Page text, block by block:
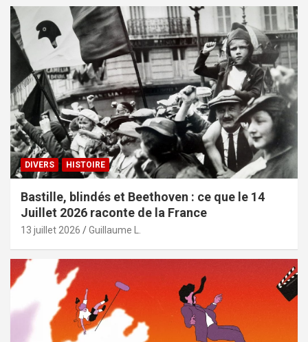
DIVERS HISTOIRE
Bastille, blindés et Beethoven : ce que le 14
Juillet 2026 raconte de la France
13 juillet 2026 Guillaume L.